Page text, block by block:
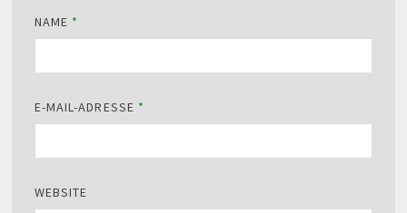
NAME *
E-MAIL-ADRESSE *
WEBSITE